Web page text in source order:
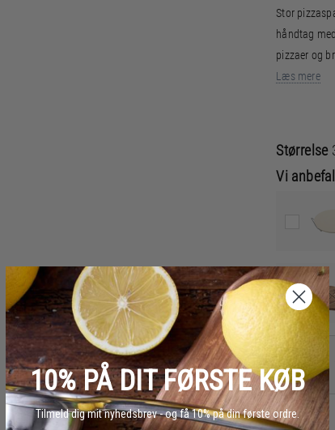
Stor
håndtag
pizzaer og
Læs mere
Størrelse
Vi
-
10% PÅ DIT FØRSTE KØB
Tilmeld dig mit nyhedsbrev - og få 10% på din første ordre.